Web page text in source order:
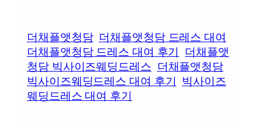
더채플앳청담 더채플앳청담 드레스 대여
더채플앳청담 드레스 대여 후기
더채플앳
청담 빅사이즈웨딩드레스 더채플앳청담
빅사이즈웨딩드레스 대여 후기
빅사이즈
웨딩드레스 대여 후기